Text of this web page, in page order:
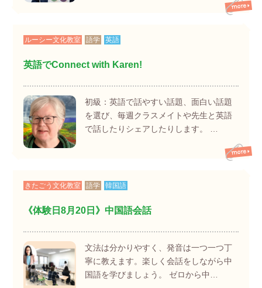
ルーシー文化教室 語学 英語
英語でConnect with Karen!
初級：英語で話やすい話題、面白い話題
を選び、毎週クラスメイトや先生と英語
で話したりシェアしたりします。 …
きたごう文化教室 語学 韓国語
《体験日8月20日》中国語会話
文法は分かりやすく、発音は一つ一つ丁
寧に教えます。楽しく会話をしながら中
国語を学びましょう。 ゼロから中…